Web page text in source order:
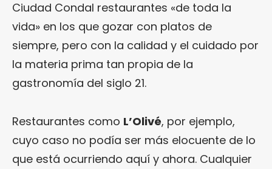
Ciudad Condal restaurantes «de toda la
vida» en los que gozar con platos de
siempre, pero con la calidad y el cuidado por
la materia prima tan propia de la
gastronomía del siglo 21.
Restaurantes como L’Olivé, por ejemplo,
cuyo caso no podía ser más elocuente de lo
que está ocurriendo aquí y ahora. Cualquier